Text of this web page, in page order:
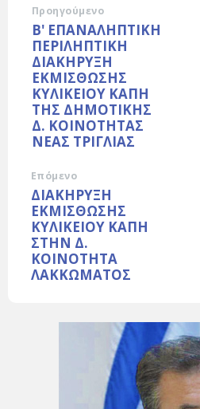
Προηγούμενο
Β' ΕΠΑΝΑΛΗΠΤΙΚΗ
ΠΕΡΙΛΗΠΤΙΚΗ
ΔΙΑΚΗΡΥΞΗ
ΕΚΜΙΣΘΩΣΗΣ
ΚΥΛΙΚΕΙΟΥ ΚΑΠΗ
ΤΗΣ ΔΗΜΟΤΙΚΗΣ
Δ. ΚΟΙΝΟΤΗΤΑΣ
ΝΕΑΣ ΤΡΙΓΛΙΑΣ
Επόμενο
ΔΙΑΚΗΡΥΞΗ
ΕΚΜΙΣΘΩΣΗΣ
ΚΥΛΙΚΕΙΟΥ ΚΑΠΗ
ΣΤΗΝ Δ.
ΚΟΙΝΟΤΗΤΑ
ΛΑΚΚΩΜΑΤΟΣ